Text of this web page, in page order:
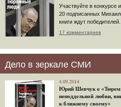
Участвуйте в конкурсе
20 подписанных
книги ждут победителей.
17 комментариев
Дело в зеркале СМИ
4.09.2014
Юрий Шевчук о
неподдельной любви,
к ближнему своему»